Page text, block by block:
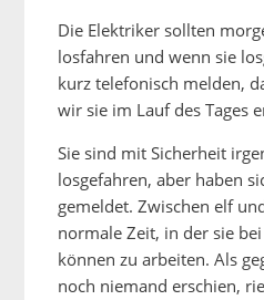
Die Elektriker sollten
losfahren und wenn sie
kurz telefonisch melden,
wir sie im Lauf des Tages
Sie sind mit Sicherheit
losgefahren, aber haben
gemeldet. Zwischen elf
normale Zeit, in der sie
können zu arbeiten. Als
noch niemand erschien,